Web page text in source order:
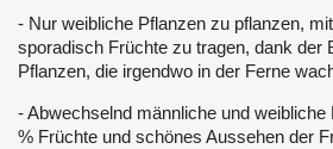
- Nur weibliche Pflanzen zu pflanzen,
sporadisch Früchte zu tragen, dank der
Pflanzen, die irgendwo in der Ferne
- Abwechselnd männliche und weibliche
% Früchte und schönes Aussehen der